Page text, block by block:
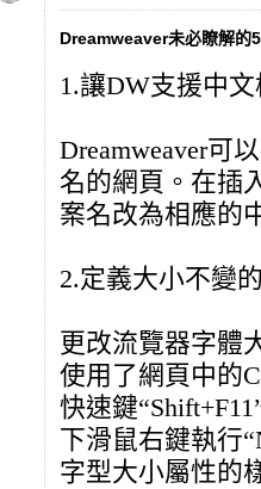
Dreamweaver未必瞭解的
1.讓DW支援中
Dreamweaver可
名的網頁。在插
案名改為相應
2.定義大小不變
更改流覽器字體
使用了網頁中的
快速鍵
下滑鼠右鍵執行
字型大小屬性的